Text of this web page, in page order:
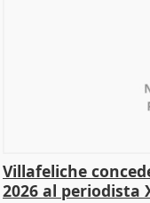
Villafeliche
2026 al periodista